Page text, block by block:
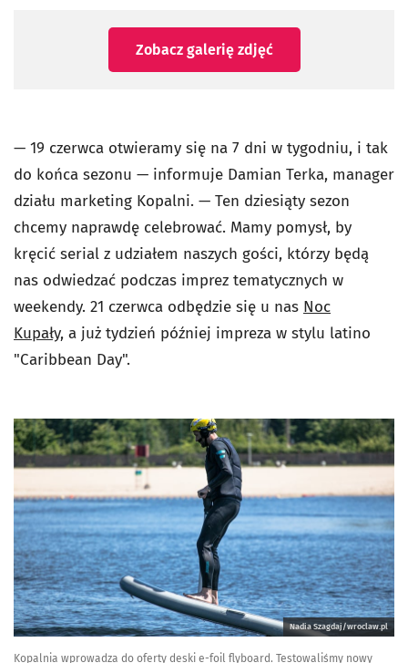
Zobacz galerię zdjęć
— 19 czerwca otwieramy się na 7 dni w tygodniu, i tak
do końca sezonu — informuje Damian Terka, manager
działu marketing Kopalni. — Ten dziesiąty sezon
chcemy naprawdę celebrować. Mamy pomysł, by
kręcić serial z udziałem naszych gości, którzy będą
nas odwiedzać podczas imprez tematycznych w
weekendy. 21 czerwca odbędzie się u nas Noc
Kupały, a już tydzień później impreza w stylu latino
"Caribbean Day".
Nadia Szagdaj/wroclaw.pl
Kopalnia wprowadza do oferty deski e-foil flyboard. Testowaliśmy nowy